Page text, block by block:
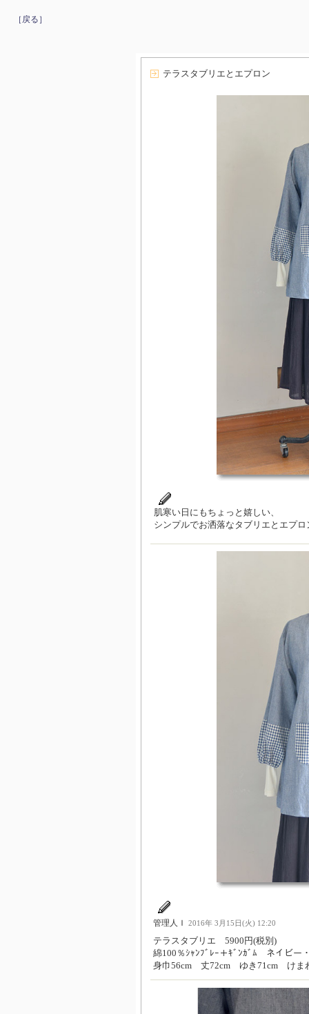
［戻る］
テラスタブリエとエプロン
肌寒い日にもちょっと嬉しい、
シンプルでお洒落なタブリエとエプロ
管理人Ｉ 2016年 3月15日(火) 12:20
テラスタブリエ 5900円(税別)
綿100％ｼｬﾝﾌﾞﾚｰ＋ｷﾞﾝｶﾞﾑ ネイビー
身巾56cm 丈72cm ゆき71cm けま